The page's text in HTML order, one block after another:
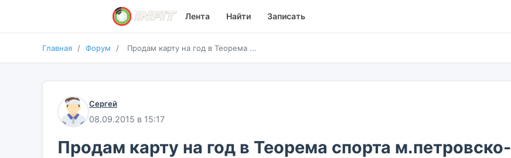
Лента Найти Записать
Главная / Форум / Продам карту на год в Теорема ...
Сергей
08.09.2015 в 15:17
Продам карту на год в Теорема спорта м.петровско-